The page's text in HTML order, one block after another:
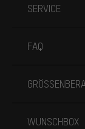
SERVICE
FAQ
WUNSCHBOX